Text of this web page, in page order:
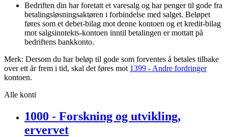
Bedriften din har foretatt et varesalg og har penger til gode fra
betalingsløsningsaktøren i forbindelse med salget. Beløpet
føres som et debet-bilag mot denne kontoen og et kredit-bilag
mot salgsinntekts-kontoen inntil betalingen er mottatt på
bedriftens bankkonto.
Merk: Dersom du har beløp til gode som forventes å betales tilbake
over ett år frem i tid, skal det føres mot 1399 - Andre fordringer
kontoen.
Alle konti
1000 - Forskning og utvikling,
ervervet